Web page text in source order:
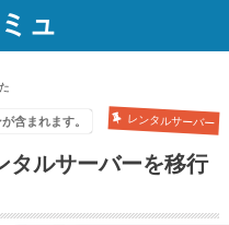
ュ
レンタルサーバー
含まれます。
タルサーバーを移行